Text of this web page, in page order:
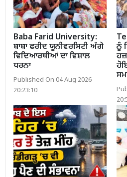
Baba Farid University:
ਬਾਬਾ ਫਰੀਦ ਯੂਨੀਵਰਸਿਟੀ ਅੱਗੇ
ਵਿਦਿਆਰਥੀਆਂ ਦਾ ਵਿਸ਼ਾਲ
ਧਰਨਾ
Published On 04 Aug 2026
20:23:10
ਨੂੰ